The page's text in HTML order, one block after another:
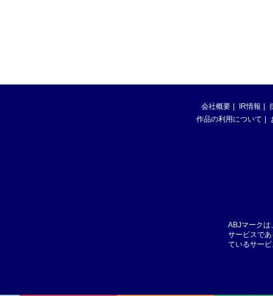
会社概要 IR情報
作品の利用について
ABJマークは
サービスで
ているサービ